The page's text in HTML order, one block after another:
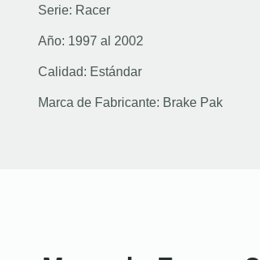
Serie: Racer
Año: 1997 al 2002
Calidad: Estándar
Marca de Fabricante: Brake Pak